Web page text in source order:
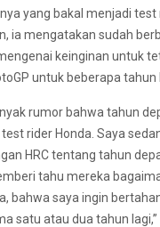
yang bakal menjadi test
ia mengatakan sudah
keinginan untuk
untuk beberapa tahun
rumor bahwa tahun
rider Honda. Saya
HRC tentang tahun
tahu mereka
bahwa saya ingin
satu atau dua tahun lagi,”